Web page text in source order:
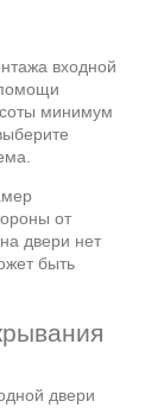
входной
минимум
от
двери нет
быть
двери